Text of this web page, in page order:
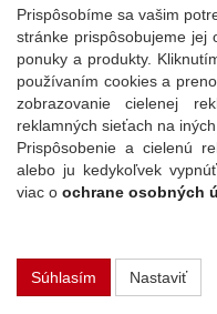
O nás
Kontakt
Služby
Aktuality
NOVINKY NA EMAIL
Viac informácií o tejto službe
Copyright
Prispôsobíme sa vašim
stránke prispôsobujeme jej
ponuky a produkty.
používaním cookies a
zobrazovanie cielenej
reklamných sieťach na
Prispôsobenie a cielenú
alebo ju kedykoľvek
viac o ochrane osobných
Súhlasím Nastaviť